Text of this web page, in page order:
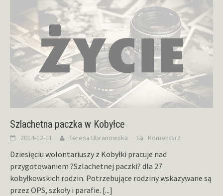
Szlachetna paczka w Kobyłce
2014-12-11 Teresa Ubranowska Komentarz
Dziesięciu wolontariuszy z Kobyłki pracuje nad
przygotowaniem ?Szlachetnej paczki? dla 27
kobyłkowskich rodzin. Potrzebujące rodziny wskazywane są
przez OPS, szkoły i parafie. [...]